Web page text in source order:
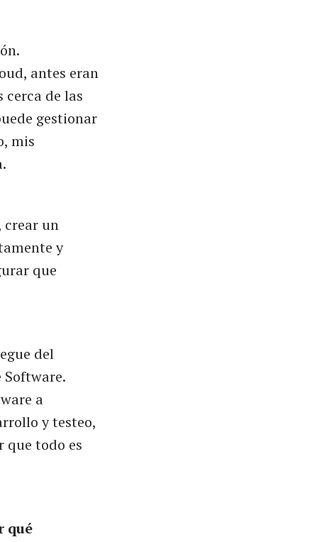
antes eran
cerca de las
gestionar
mis
crear un
y
que
del
Software.
a
y testeo,
que todo es
qué